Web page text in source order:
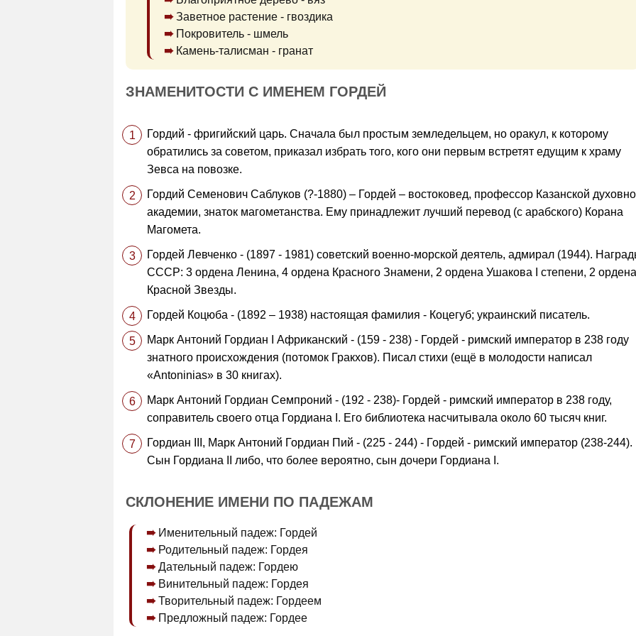
Заветное растение - гвоздика
Покровитель - шмель
Камень-талисман - гранат
ЗНАМЕНИТОСТИ С ИМЕНЕМ ГОРДЕЙ
Гордий - фригийский царь. Сначала был простым земледельцем, но оракул, к которому
обратились за советом, приказал избрать того, кого они первым встретят едущим к храму
Зевса на повозке.
Гордий Семенович Саблуков (?-1880) – Гордей – востоковед, профессор Казанской
академии, знаток магометанства. Ему принадлежит лучший перевод (с арабс­кого) Корана
Магомета.
Гордей Левченко - (1897 - 1981) советский военно-морской деятель, адмирал (1944).
СССР: 3 ордена Ленина, 4 ордена Красного Знамени, 2 ордена Ушакова I степени, 2 ордена
Красной Звезды.
Гордей Коцюба - (1892 – 1938) настоящая фамилия - Коцегуб; украинский писатель.
Марк Антоний Гордиан I Африканский - (159 - 238) - Гордей - римский император в 238 году
знатного происхождения (потомок Гракхов). Писал стихи (ещё в молодости написал
«Antoninias» в 30 книгах).
Марк Антоний Гордиан Семпроний - (192 - 238)- Гордей - римский император в 238 году,
соправитель своего отца Гордиана I. Его библиотека насчитывала около 60 тысяч книг.
Гордиан III, Марк Антоний Гордиан Пий - (225 - 244) - Гордей - римский император (238-244).
Сын Гордиана II либо, что более вероятно, сын дочери Гордиана I.
СКЛОНЕНИЕ ИМЕНИ ПО ПАДЕЖАМ
Именительный падеж: Гордей
Родительный падеж: Гордея
Дательный падеж: Гордею
Винительный падеж: Гордея
Творительный падеж: Гордеем
Предложный падеж: Гордее